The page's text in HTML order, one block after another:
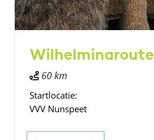
Wilhelminaroute
60 km
Startlocatie:
VVV Nunspeet